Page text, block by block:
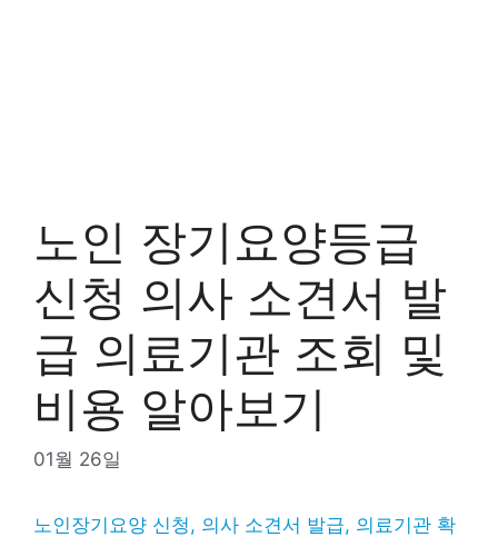
노인 장기요양등급
신청 의사 소견서 발
급 의료기관 조회 및
비용 알아보기
01월 26일
노인장기요양 신청, 의사 소견서 발급, 의료기관 확